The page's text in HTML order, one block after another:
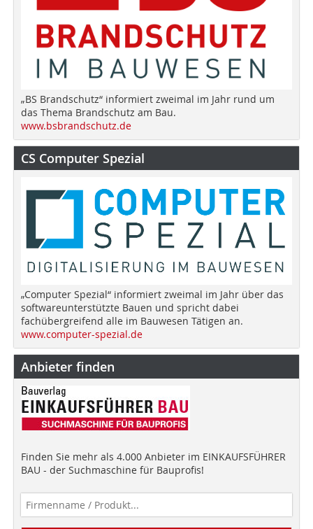
„BS Brandschutz“ informiert zweimal im Jahr rund um
das Thema Brandschutz am Bau.
www.bsbrandschutz.de
CS Computer Spezial
„Computer Spezial“ informiert zweimal im Jahr über das
softwareunterstützte Bauen und spricht dabei
fachübergreifend alle im Bauwesen Tätigen an.
www.computer-spezial.de
Anbieter finden
Finden Sie mehr als 4.000 Anbieter im EINKAUFSFÜHRER
BAU - der Suchmaschine für Bauprofis!